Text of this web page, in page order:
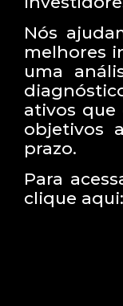
Nós
melhores
uma
ativos que
objetivos
prazo.
Para
clique aqui: